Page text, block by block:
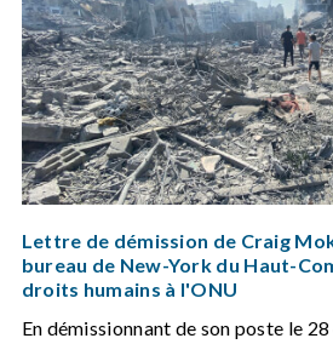
Lettre de démission de Craig
bureau de New-York du Haut-
droits humains à l'ONU
En démissionnant de son poste le